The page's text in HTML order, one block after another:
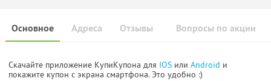
Основное Отзывы Вопросы по акции
Адреса
Скачайте приложение КупиКупона для IOS или Android и
покажите купон с экрана смартфона. Это удобно :)